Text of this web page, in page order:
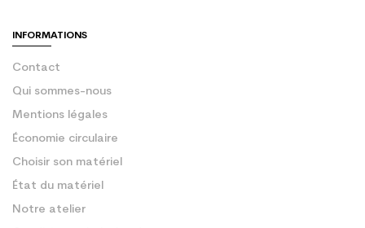
INFORMATIONS
Contact
Qui sommes-nous
Mentions légales
Économie circulaire
Choisir son matériel
État du matériel
Notre atelier